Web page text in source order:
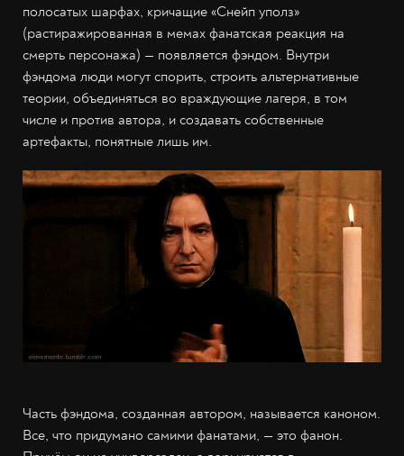
полосатых шарфах, кричащие «Снейп уполз»
(растиражированная в мемах фанатская реакция на
смерть персонажа) — появляется фэндом. Внутри
фэндома люди могут спорить, строить альтернативные
теории, объединяться во враждующие лагеря, в том
числе и против автора, и создавать собственные
артефакты, понятные лишь им.
Часть фэндома, созданная автором, называется каноном.
Все, что придумано самими фанатами, — это фанон.